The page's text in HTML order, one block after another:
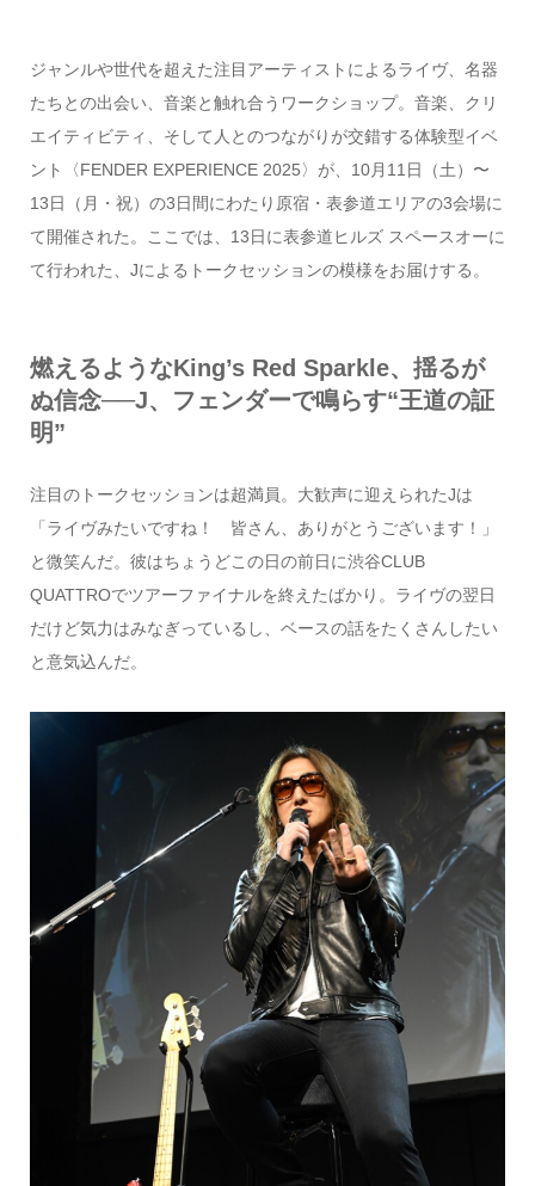
ジャンルや世代を超えた注目アーティストによるライヴ、名器
たちとの出会い、音楽と触れ合うワークショップ。音楽、クリ
エイティビティ、そして人とのつながりが交錯する体験型イベ
ント〈FENDER EXPERIENCE 2025〉が、10月11日（土）〜
13日（月・祝）の3日間にわたり原宿・表参道エリアの3会場に
て開催された。ここでは、13日に表参道ヒルズ スペースオーに
て行われた、Jによるトークセッションの模様をお届けする。
燃えるようなKing’s Red Sparkle、揺るが
ぬ信念──J、フェンダーで鳴らす“王道の証
明”
注目のトークセッションは超満員。大歓声に迎えられたJは
「ライヴみたいですね！ 皆さん、ありがとうございます！」
と微笑んだ。彼はちょうどこの日の前日に渋谷CLUB
QUATTROでツアーファイナルを終えたばかり。ライヴの翌日
だけど気力はみなぎっているし、ベースの話をたくさんしたい
と意気込んだ。